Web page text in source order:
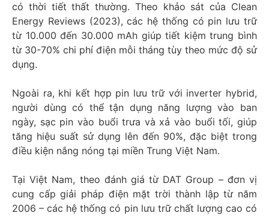
có thời tiết thất thường. Theo khảo sát của Clean
Energy Reviews (2023), các hệ thống có pin lưu trữ
từ 10.000 đến 30.000 mAh giúp tiết kiệm trung bình
từ 30-70% chi phí điện mỗi tháng tùy theo mức độ sử
dụng.
Ngoài ra, khi kết hợp pin lưu trữ với inverter hybrid,
người dùng có thể tận dụng năng lượng vào ban
ngày, sạc pin vào buổi trưa và xả vào buổi tối, giúp
tăng hiệu suất sử dụng lên đến 90%, đặc biệt trong
điều kiện nắng nóng tại miền Trung Việt Nam.
Tại Việt Nam, theo đánh giá từ DAT Group – đơn vị
cung cấp giải pháp điện mặt trời thành lập từ năm
2006 – các hệ thống có pin lưu trữ chất lượng cao có